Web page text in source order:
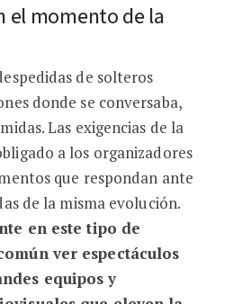
el momento de la
de solteros
donde se conversaba,
Las exigencias de la
a los organizadores
que respondan ante
de la misma evolución.
en este tipo de
ver espectáculos
equipos y